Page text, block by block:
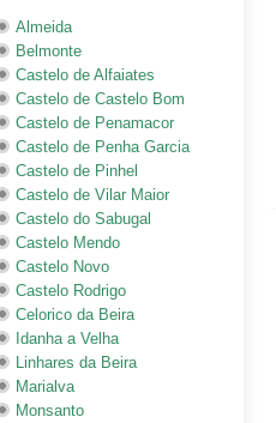
Almeida
Belmonte
Castelo de Alfaiates
Castelo de Castelo Bom
Castelo de Penamacor
Castelo de Penha Garcia
Castelo de Pinhel
Castelo de Vilar Maior
Castelo do Sabugal
Castelo Mendo
Castelo Novo
Castelo Rodrigo
Celorico da Beira
Idanha a Velha
Linhares da Beira
Marialva
Monsanto